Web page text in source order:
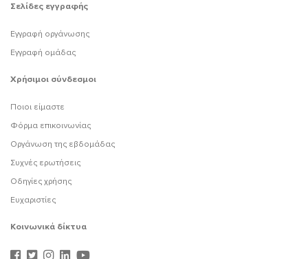
Σελίδες εγγραφής
Εγγραφή οργάνωσης
Εγγραφή ομάδας
Χρήσιμοι σύνδεσμοι
Ποιοι είμαστε
Φόρμα επικοινωνίας
Οργάνωση της εβδομάδας
Συχνές ερωτήσεις
Οδηγίες χρήσης
Ευχαριστίες
Κοινωνικά δίκτυα